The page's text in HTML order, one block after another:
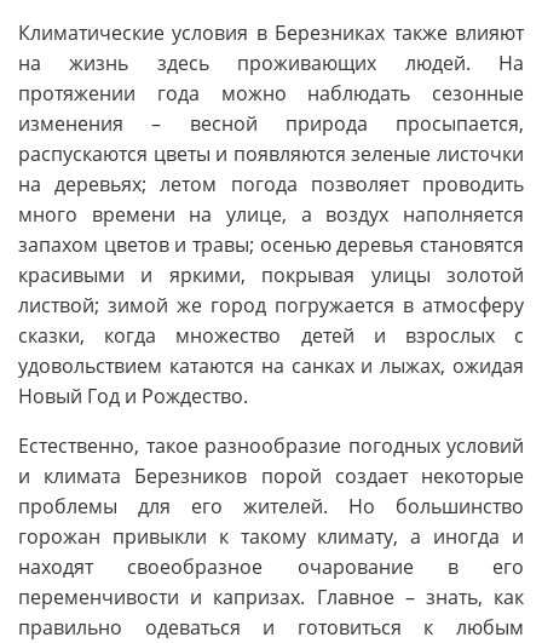
Климатические условия в Березниках также влияют
на жизнь здесь проживающих людей. На
протяжении года можно наблюдать сезонные
изменения – весной природа просыпается,
распускаются цветы и появляются зеленые листочки
на деревьях; летом погода позволяет проводить
много времени на улице, а воздух наполняется
запахом цветов и травы; осенью деревья становятся
красивыми и яркими, покрывая улицы золотой
листвой; зимой же город погружается в атмосферу
сказки, когда множество детей и взрослых с
удовольствием катаются на санках и лыжах, ожидая
Новый Год и Рождество.
Естественно, такое разнообразие погодных условий
и климата Березников порой создает некоторые
проблемы для его жителей. Но большинство
горожан привыкли к такому климату, а иногда и
находят своеобразное очарование в его
переменчивости и капризах. Главное – знать, как
правильно одеваться и готовиться к любым